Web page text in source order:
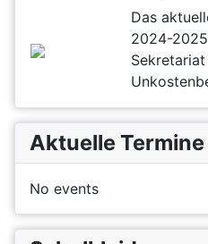
Das
2024-
Aktuelle Termine
No events